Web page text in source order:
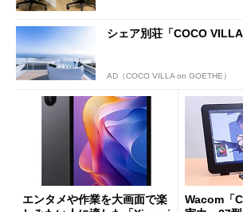
シェア別荘「COCO
AD（COCO VILLA on GOETHE）
エンタメや作業を大画面で楽
Wacom「